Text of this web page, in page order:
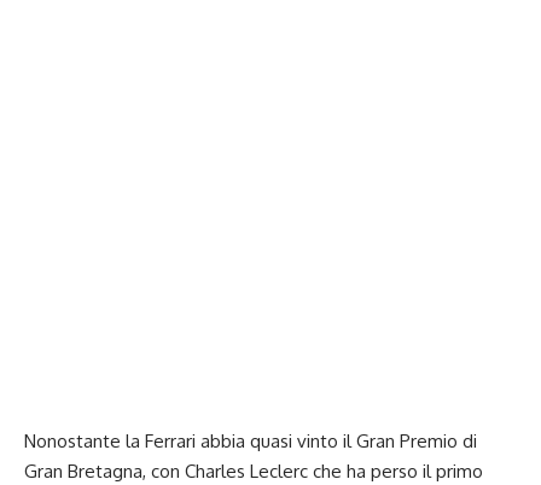
Nonostante la Ferrari abbia quasi vinto il Gran Premio di
Gran Bretagna, con Charles Leclerc che ha perso il primo